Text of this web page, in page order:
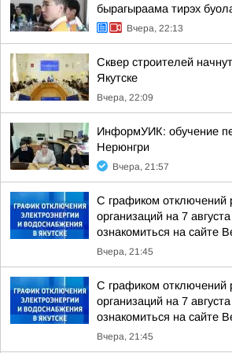
бырагыраама тирэх
Вчера, 22:13
Сквер строителей
Якутске
Вчера, 22:09
ИнформУИК: обучение
Нерюнгри
Вчера, 21:57
С графиком отключений
организаций на 7
ознакомиться на сайте
Вчера, 21:45
С графиком отключений
организаций на 7
ознакомиться на сайте
Вчера, 21:45